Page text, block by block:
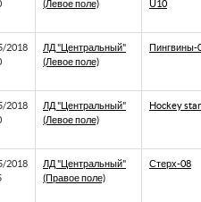
(Левое поле)
U10
2018
ЛД "Центральный"
(Левое поле)
Пингвины-
2018
ЛД "Центральный"
(Левое поле)
Hockey
2018
ЛД "Центральный"
(Правое поле)
Стерх-08